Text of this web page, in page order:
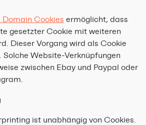
Domain Cookies ermöglicht, dass
gesetzter Cookie mit weiteren
Dieser Vorgang wird als Cookie
Solche Website-Verknüpfungen
zwischen Ebay und Paypal oder
ist unabhängig von Cookies.